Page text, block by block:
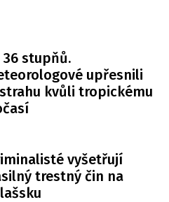
36 stupňů.
upřesnili
kvůli tropickému
vyšetřují
trestný čin na